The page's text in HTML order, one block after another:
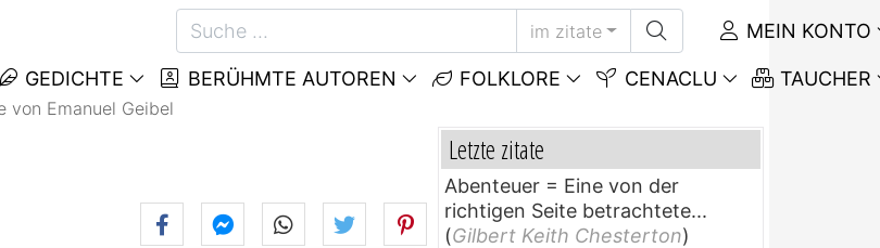
im zitate MEIN KONTO
GEDICHTE BERÜHMTE AUTOREN FOLKLORE CENACLU TAUCHER
von Emanuel Geibel
Letzte zitate
Abenteuer = Eine von der
richtigen Seite betrachtete...
(Gilbert Keith Chesterton)